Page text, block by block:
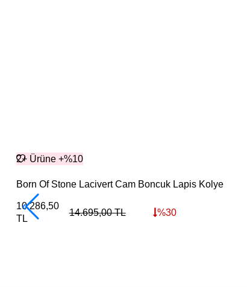
2+ Ürüne +%10
Born Of Stone Lacivert Cam Boncuk Lapis Kolye
10.286,50
TL
14.695,00TL %30